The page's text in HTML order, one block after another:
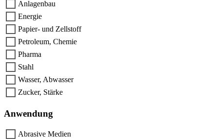
Anlagenbau
Energie
Papier- und Zellstoff
Petroleum, Chemie
Pharma
Stahl
Wasser, Abwasser
Zucker, Stärke
Anwendung
Abrasive Medien